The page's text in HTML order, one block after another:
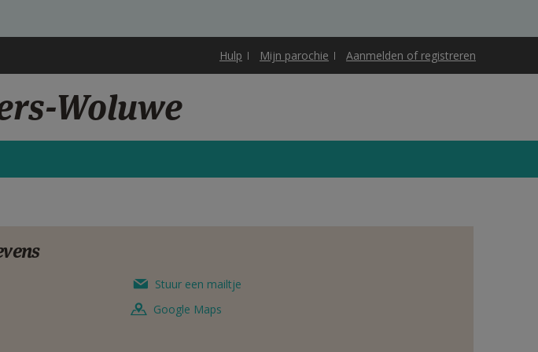
Hulp Mijn parochie Aanmelden of registreren
Woluwe
Stuur een mailtje
Google Maps